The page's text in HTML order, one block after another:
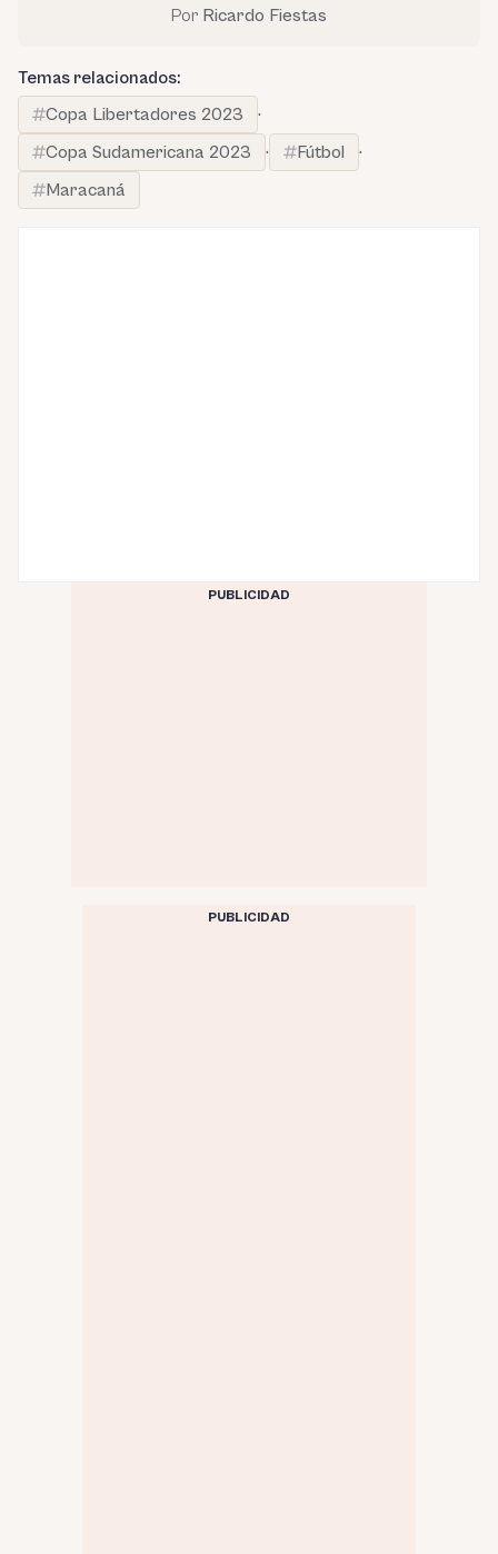
Por Ricardo Fiestas
Temas relacionados:
Copa Libertadores 2023
·
Copa Sudamericana 2023
· Fútbol
·
Maracaná
PUBLICIDAD
PUBLICIDAD